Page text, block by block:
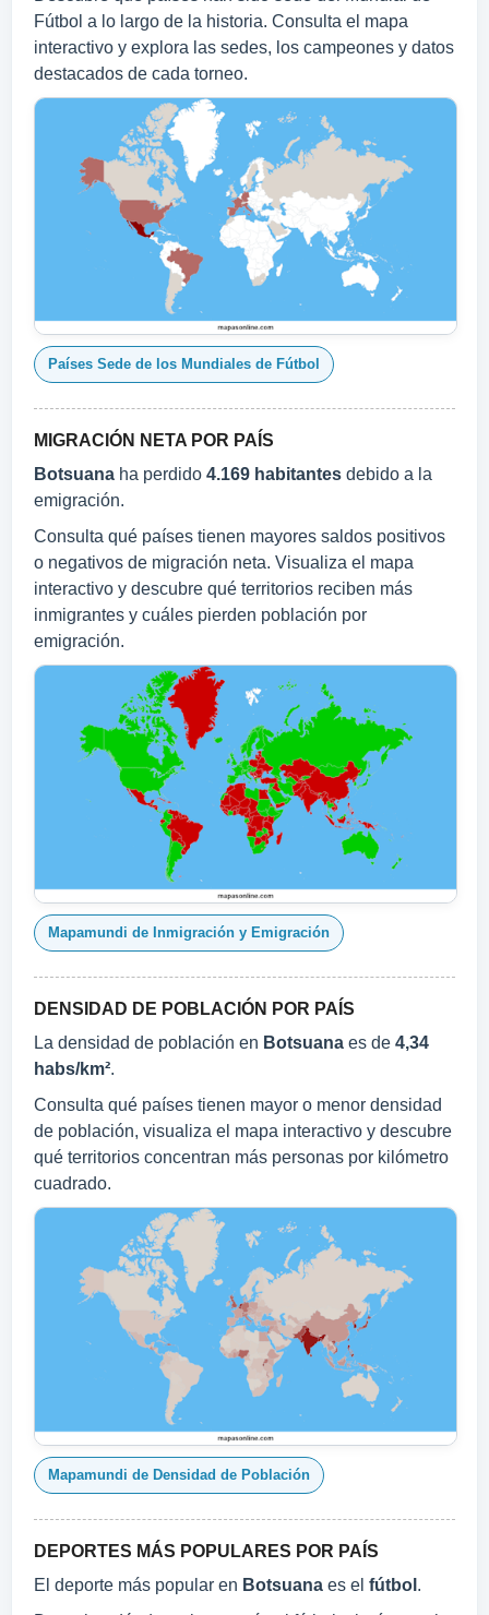
Fútbol a lo largo de la historia. Consulta el mapa
interactivo y explora las sedes, los campeones y datos
destacados de cada torneo.
Países Sede de los Mundiales de Fútbol
MIGRACIÓN NETA POR PAÍS
Botsuana ha perdido 4.169 habitantes debido a la
emigración.
Consulta qué países tienen mayores saldos positivos
o negativos de migración neta. Visualiza el mapa
interactivo y descubre qué territorios reciben más
inmigrantes y cuáles pierden población por
emigración.
Mapamundi de Inmigración y Emigración
DENSIDAD DE POBLACIÓN POR PAÍS
La densidad de población en Botsuana es de 4,34
habs/km².
Consulta qué países tienen mayor o menor densidad
de población, visualiza el mapa interactivo y descubre
qué territorios concentran más personas por kilómetro
cuadrado.
Mapamundi de Densidad de Población
DEPORTES MÁS POPULARES POR PAÍS
El deporte más popular en Botsuana es el fútbol .